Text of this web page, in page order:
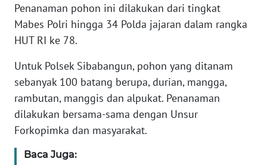
Penanaman pohon ini dilakukan dari tingkat
Mabes Polri hingga 34 Polda jajaran dalam rangka
HUT RI ke 78.
Untuk Polsek Sibabangun, pohon yang ditanam
sebanyak 100 batang berupa, durian, mangga,
rambutan, manggis dan alpukat. Penanaman
dilakukan bersama-sama dengan Unsur
Forkopimka dan masyarakat.
Baca Juga:
SERAMBI
WN
WN
SULTRA
WN